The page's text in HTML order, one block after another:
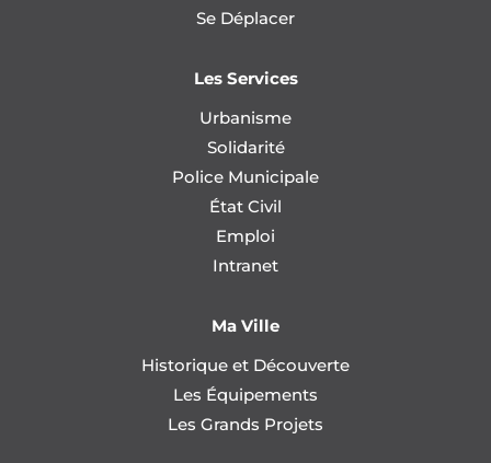
Se Déplacer
Les Services
Urbanisme
Solidarité
Police Municipale
État Civil
Emploi
Intranet
Ma Ville
Historique et Découverte
Les Équipements
Les Grands Projets